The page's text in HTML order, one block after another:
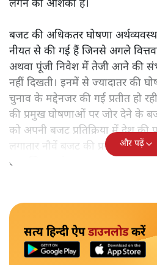
लगने की आशंका है।
बजट की अधिकतर घोषणा
नीयत से की गई हैं जिनसे अगले
अथवा पूंजी निवेश में तेजी आने की
नहीं दिखती। इनमें से ज्यादातर की
चुनाव के मद्देनजर की गई प्रतीत हो
की प्रमुख घोषणाओं पर जोर देने के
को अपनी बजट प्रतिक्रिया में देश की
लगातार नौवें बजट की प्रस्तुति को
उपलब्धि बताने पर मजबूर होना पड़ा।
और पढ़ें
सत्य हिन्दी ऐपडाउनलोडकरें